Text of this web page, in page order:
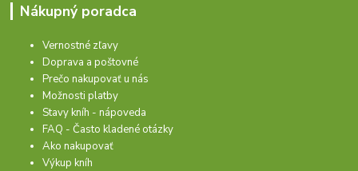
Nákupný poradca
Vernostné zľavy
Doprava a poštovné
Prečo nakupovať u nás
Možnosti platby
Stavy kníh - nápoveda
FAQ - Často kladené otázky
Ako nakupovať
Výkup kníh